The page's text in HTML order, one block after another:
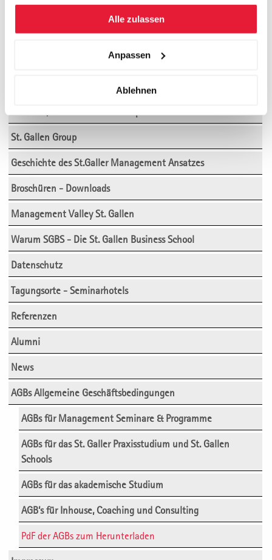
gesammelt haben.
Alle zulassen
Anpassen
Ablehnen
St. Gallen Group
Geschichte des St.Galler Management Ansatzes
Broschüren - Downloads
Management Valley St. Gallen
Warum SGBS - Die St. Gallen Business School
Datenschutz
Tagungsorte - Seminarhotels
Referenzen
Alumni
News
AGBs Allgemeine Geschäftsbedingungen
AGBs für Management Seminare & Programme
AGBs für das St. Galler Praxisstudium und St. Gallen
Schools
AGBs für das akademische Studium
AGB‘s für Inhouse, Coaching und Consulting
PdF der AGBs zum Herunterladen